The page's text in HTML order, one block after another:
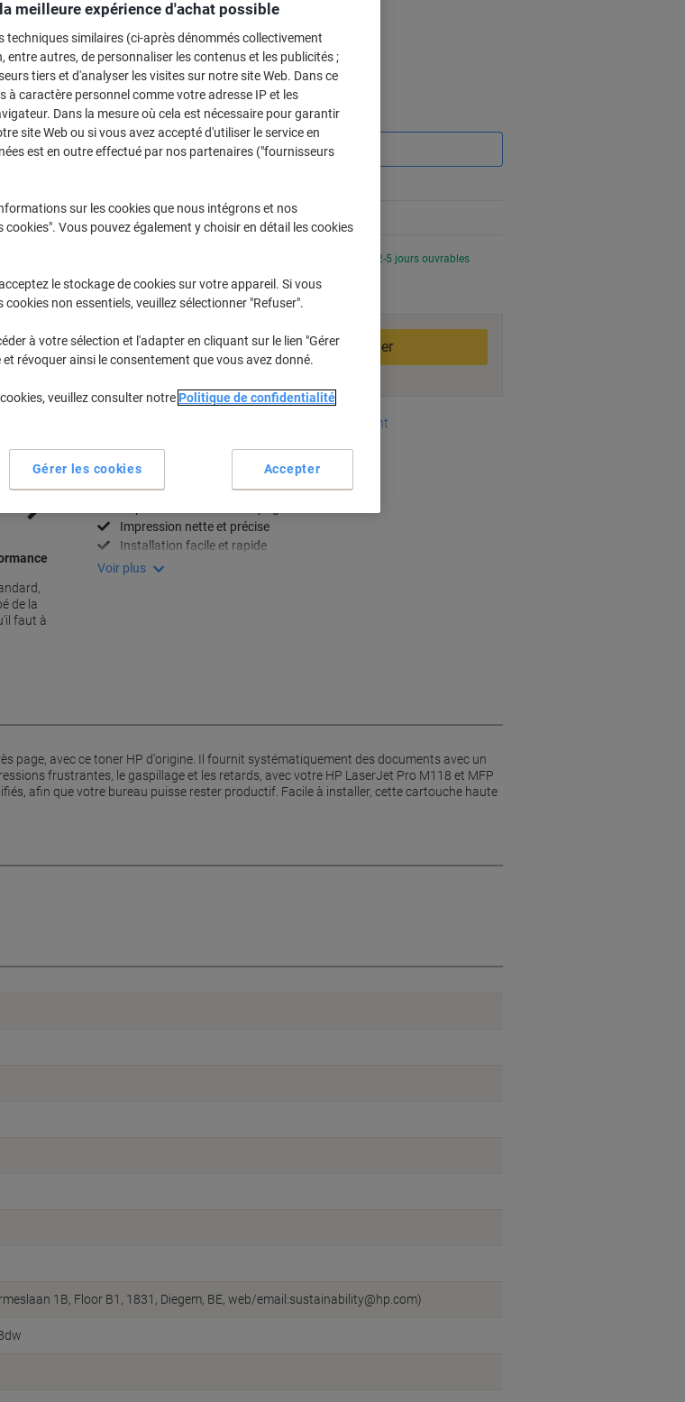
de la
faut à
129,99 € Unité
À partir de 3 Unités
157,29 € TVA incl.
Quantité TVA excl.
1Unité 144,99 €
3+Unités 129,99 € -10%
Commandez avant 17:00 et soyez livré dans 2-5 jours ouvrables
Livraison directe par le fournisseur
Quantité
Ajouter au panier
Moyens de paiement
Spécifications clés
Compatible avec HP LaserJet Pro
Impression nette et précise
Installation facile et rapide
Voir plus
page, avec ce toner HP d'origine. Il fournit systématiquement des documents avec un
frustrantes, le gaspillage et les retards, avec votre HP LaserJet Pro M118 et MFP
afin que votre bureau puisse rester productif. Facile à installer, cette cartouche haute
1B, Floor B1, 1831, Diegem, BE, web/email:sustainability@hp.com)
meilleure expérience d'achat possible
techniques similaires (ci-après dénommés collectivement
entre autres, de personnaliser les contenus et les publicités ;
tiers et d'analyser les visites sur notre site Web. Dans ce
à caractère personnel comme votre adresse IP et les
Dans la mesure où cela est nécessaire pour garantir
site Web ou si vous avez accepté d'utiliser le service en
est en outre effectué par nos partenaires ("fournisseurs
sur les cookies que nous intégrons et nos
Vous pouvez également y choisir en détail les cookies
le stockage de cookies sur votre appareil. Si vous
non essentiels, veuillez sélectionner "Refuser".
à votre sélection et l'adapter en cliquant sur le lien "Gérer
et révoquer ainsi le consentement que vous avez donné.
veuillez consulter notre Politique de confidentialité
Gérer les cookies Accepter